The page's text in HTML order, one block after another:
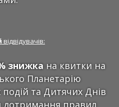
відвідувачів:
знижкана квитки на
Планетарію
та Дитячих Днів
дотримання правил